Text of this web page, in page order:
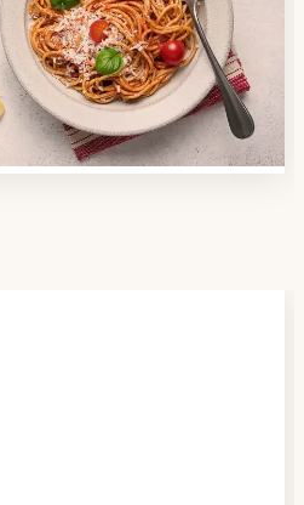
Mahlzeiten-Dienst-Suche,
Anbieter es in Ihrer
am besten zu Ihnen passt.
einen Überblick über die